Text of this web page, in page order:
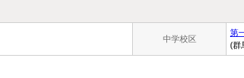
中学校区
第
(群